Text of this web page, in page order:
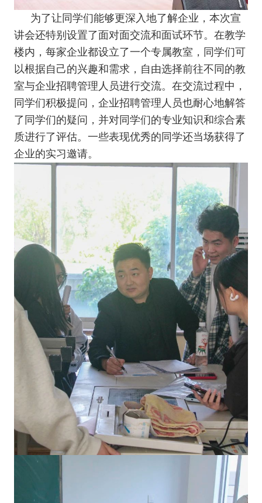
为了让同学们能够更深入地了解企业，本次宣
讲会还特别设置了面对面交流和面试环节。在教学
楼内，每家企业都设立了一个专属教室，同学们可
以根据自己的兴趣和需求，自由选择前往不同的教
室与企业招聘管理人员进行交流。在交流过程中，
同学们积极提问，企业招聘管理人员也耐心地解答
了同学们的疑问，并对同学们的专业知识和综合素
质进行了评估。一些表现优秀的同学还当场获得了
企业的实习邀请。